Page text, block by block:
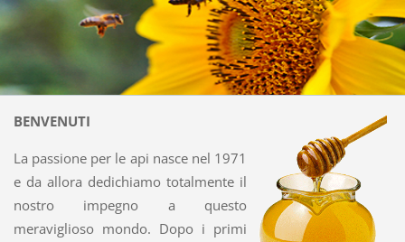
BENVENUTI
La passione per le api nasce nel 1971
e da allora dedichiamo totalmente il
nostro impegno a questo
meraviglioso mondo. Dopo i primi